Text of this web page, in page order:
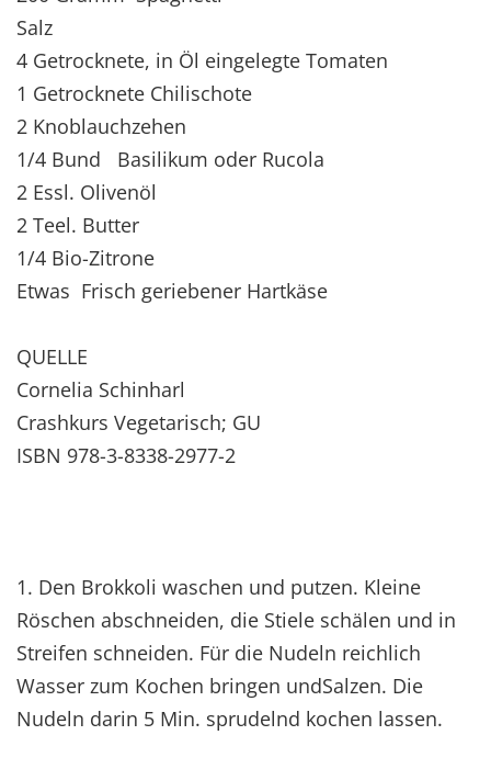
Salz
4 Getrocknete, in Öl eingelegte Tomaten
1 Getrocknete Chilischote
2 Knoblauchzehen
1/4 Bund Basilikum oder Rucola
2 Essl. Olivenöl
2 Teel. Butter
1/4 Bio-Zitrone
Etwas Frisch geriebener Hartkäse
QUELLE
Cornelia Schinharl
Crashkurs Vegetarisch; GU
ISBN 978-3-8338-2977-2
1. Den Brokkoli waschen und putzen. Kleine
Röschen abschneiden, die Stiele schälen und in
Streifen schneiden. Für die Nudeln reichlich
Wasser zum Kochen bringen undSalzen. Die
Nudeln darin 5 Min. sprudelnd kochen lassen.